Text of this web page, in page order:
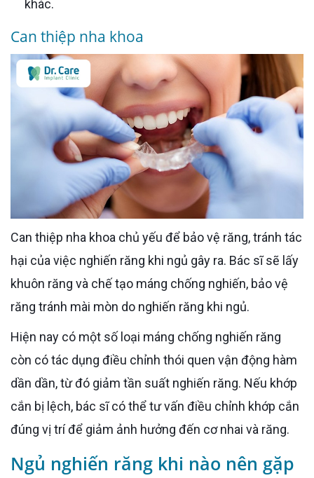
khác.
Can thiệp nha khoa
Can thiệp nha khoa chủ yếu để bảo vệ răng, tránh tác
hại của việc nghiến răng khi ngủ gây ra. Bác sĩ sẽ lấy
khuôn răng và chế tạo máng chống nghiến, bảo vệ
răng tránh mài mòn do nghiến răng khi ngủ.
Hiện nay có một số loại máng chống nghiến răng
còn có tác dụng điều chỉnh thói quen vận động hàm
dần dần, từ đó giảm tần suất nghiến răng. Nếu khớp
cắn bị lệch, bác sĩ có thể tư vấn điều chỉnh khớp cắn
đúng vị trí để giảm ảnh hưởng đến cơ nhai và răng.
Ngủ nghiến răng khi nào nên gặp